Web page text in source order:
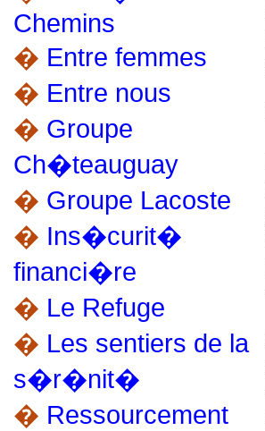
Chemins
� Entre femmes
� Entre nous
� Groupe
Ch�teauguay
� Groupe Lacoste
� Ins�curit�
financi�re
� Le Refuge
� Les sentiers de la
s�r�nit�
� Ressourcement